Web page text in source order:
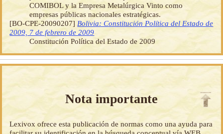
COMIBOL y la Empresa Metalúrgica Vinto como
empresas públicas nacionales estratégicas.
[BO-CPE-20090207] Bolivia: Constitución Política del Estado de
2009, 7 de febrero de 2009
Constitución Política del Estado de 2009
Nota importante
Lexivox ofrece esta publicación de normas como una ayuda para